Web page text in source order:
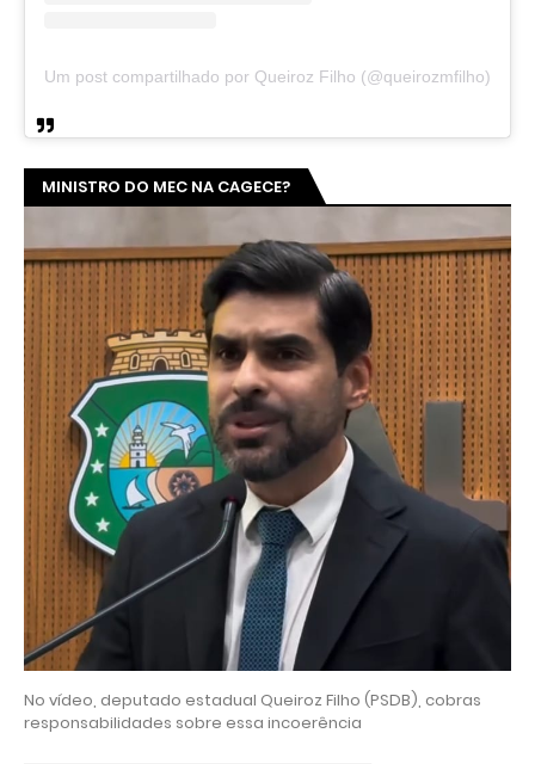
Um post compartilhado por Queiroz Filho (@queirozmfilho)
MINISTRO DO MEC NA CAGECE?
No vídeo, deputado estadual Queiroz Filho (PSDB), cobras
responsabilidades sobre essa incoerência